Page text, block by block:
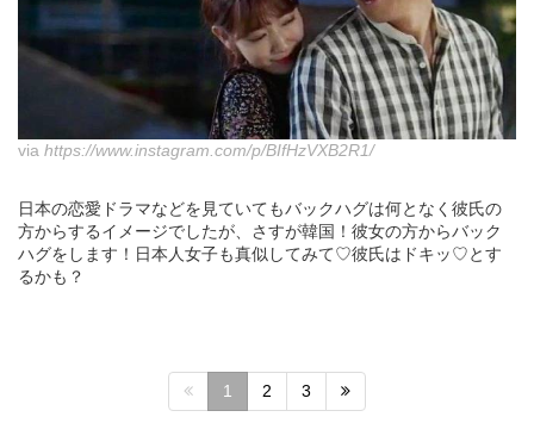
via https://www.instagram.com/p/BIfHzVXB2R1/
日本の恋愛ドラマなどを見ていてもバックハグは何となく彼氏の
方からするイメージでしたが、さすが韓国！彼女の方からバック
ハグをします！日本人女子も真似してみて♡彼氏はドキッ♡とす
るかも？
1 2 3